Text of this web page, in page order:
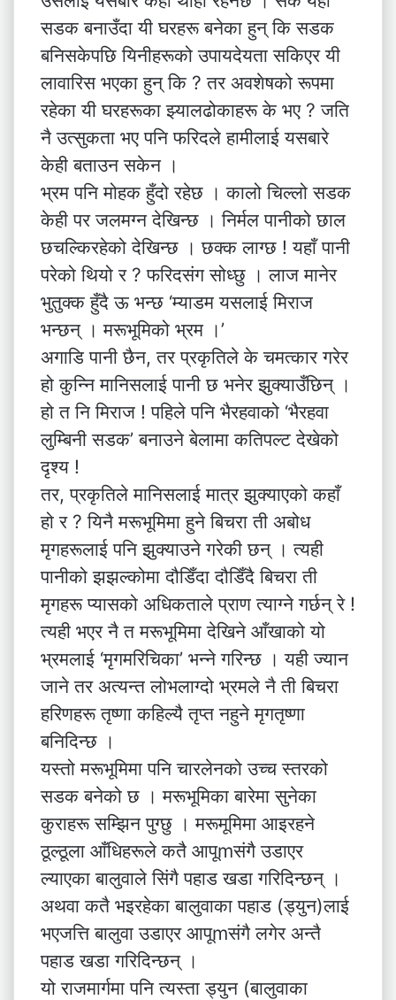
सडक बनाउँदा यी घरहरू बनेका हुन् कि सडक
बनिसकेपछि यिनीहरूको उपायदेयता सकिएर यी
लावारिस भएका हुन् कि ? तर अवशेषको रूपमा
रहेका यी घरहरूका झ्यालढोकाहरू के भए ? जति
नै उत्सुकता भए पनि फरिदले हामीलाई यसबारे
केही बताउन सकेन ।
भ्रम पनि मोहक हुँदो रहेछ । कालो चिल्लो सडक
केही पर जलमग्न देखिन्छ । निर्मल पानीको छाल
छचल्किरहेको देखिन्छ । छक्क लाग्छ ! यहाँ पानी
परेको थियो र ? फरिदसंग सोध्छु । लाज मानेर
भुतुक्क हुँदै ऊ भन्छ ‘म्याडम यसलाई मिराज
भन्छन् । मरूभूमिको भ्रम ।’
अगाडि पानी छैन, तर प्रकृतिले के चमत्कार गरेर
हो कुन्नि मानिसलाई पानी छ भनेर झुक्याउँछिन् ।
हो त नि मिराज ! पहिले पनि भैरहवाको ‘भैरहवा
लुम्बिनी सडक’ बनाउने बेलामा कतिपल्ट देखेको
दृश्य !
तर, प्रकृतिले मानिसलाई मात्र झुक्याएको कहाँ
हो र ? यिनै मरूभूमिमा हुने बिचरा ती अबोध
मृगहरूलाई पनि झुक्याउने गरेकी छन् । त्यही
पानीको झझल्कोमा दौडिँदा दौडिँदै बिचरा ती
मृगहरू प्यासको अधिकताले प्राण त्याग्ने गर्छन् रे !
त्यही भएर नै त मरूभूमिमा देखिने आँखाको यो
भ्रमलाई ‘मृगमरिचिका’ भन्ने गरिन्छ । यही ज्यान
जाने तर अत्यन्त लोभलाग्दो भ्रमले नै ती बिचरा
हरिणहरू तृष्णा कहिल्यै तृप्त नहुने मृगतृष्णा
बनिदिन्छ ।
यस्तो मरूभूमिमा पनि चारलेनको उच्च स्तरको
सडक बनेको छ । मरूभूमिका बारेमा सुनेका
कुराहरू सम्झिन पुग्छु । मरूमूमिमा आइरहने
ठूल्ठूला आँधिहरूले कतै आपूmसंगै उडाएर
ल्याएका बालुवाले सिंगै पहाड खडा गरिदिन्छन् ।
अथवा कतै भइरहेका बालुवाका पहाड (ड्युन)लाई
भएजत्ति बालुवा उडाएर आपूmसंगै लगेर अन्तै
पहाड खडा गरिदिन्छन् ।
यो राजमार्गमा पनि त्यस्ता ड्युन (बालुवाका